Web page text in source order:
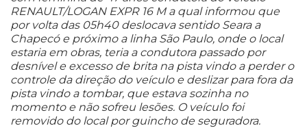
RENAULT/LOGAN EXPR 16 M a qual informou que
por volta das 05h40 deslocava sentido Seara a
Chapecó e próximo a linha São Paulo, onde o local
estaria em obras, teria a condutora passado por
desnível e excesso de brita na pista vindo a perder o
controle da direção do veículo e deslizar para fora da
pista vindo a tombar, que estava sozinha no
momento e não sofreu lesões. O veículo foi
removido do local por guincho de seguradora.